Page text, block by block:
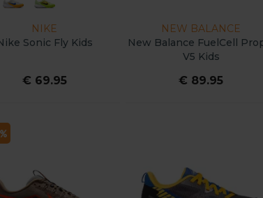
NIKE
Sonic Fly Kids
€ 69.95
NEW BALANCE
New Balance FuelCell
V5 Kids
€ 89.95